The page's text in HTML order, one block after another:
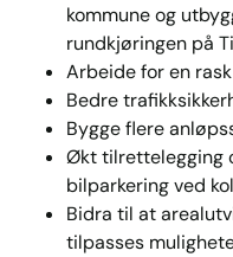
kommune og
rundkjøringen på
Arbeide for en
Bedre
Bygge flere
Økt tilrettelegging
bilparkering ved
Bidra til at
tilpasses